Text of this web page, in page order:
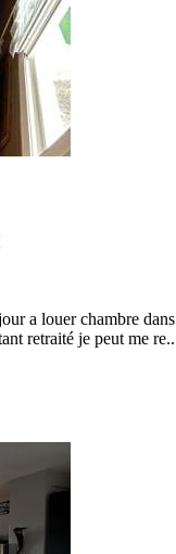
a louer chambre
retraité je peut me